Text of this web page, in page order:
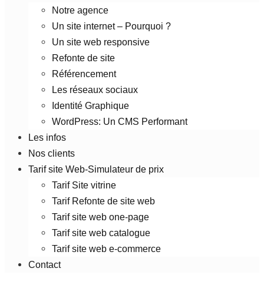
Notre agence
Un site internet – Pourquoi ?
Un site web responsive
Refonte de site
Référencement
Les réseaux sociaux
Identité Graphique
WordPress: Un CMS Performant
Les infos
Nos clients
Tarif site Web-Simulateur de prix
Tarif Site vitrine
Tarif Refonte de site web
Tarif site web one-page
Tarif site web catalogue
Tarif site web e-commerce
Contact